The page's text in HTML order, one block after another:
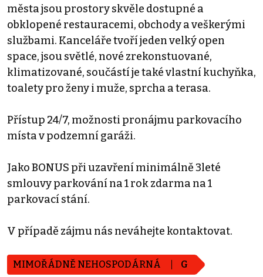
města jsou prostory skvěle dostupné a
obklopené restauracemi, obchody a veškerými
službami. Kanceláře tvoří jeden velký open
space, jsou světlé, nové zrekonstuované,
klimatizované, součástí je také vlastní kuchyňka,
toalety pro ženy i muže, sprcha a terasa.
Přístup 24/7, možnosti pronájmu parkovacího
místa v podzemní garáži.
Jako BONUS při uzavření minimálně 3leté
smlouvy parkování na 1 rok zdarma na 1
parkovací stání.
V případě zájmu nás neváhejte kontaktovat.
MIMOŘÁDNĚ NEHOSPODÁRNÁ G